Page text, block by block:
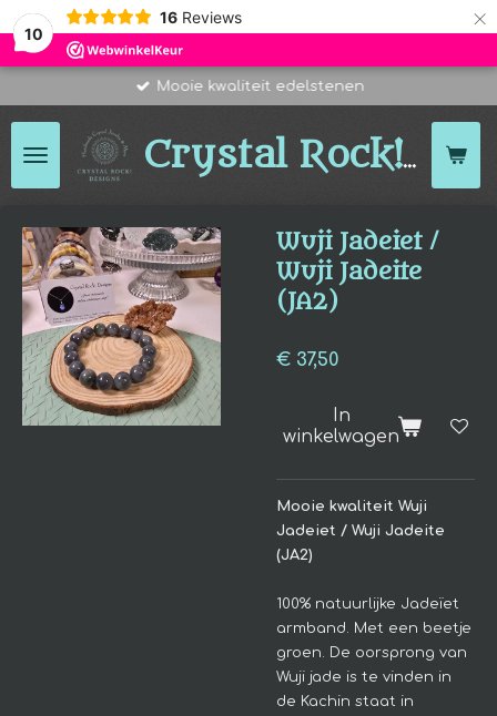
10
16 Reviews ×
Crystal Rock!
Mooie kwaliteit edelstenen
Wuji Jadeiet /
Wuji Jadeite
(JA2)
€ 37,50
In
winkelwagen
Mooie kwaliteit Wuji
Jadeiet / Wuji Jadeite
(JA2)
100% natuurlijke Jadeïet
armband. Met een beetje
groen.
De oorsprong van
Wuji jade is te vinden in
de Kachin staat in